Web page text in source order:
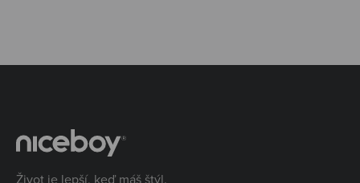
Život je lepší, keď máš štýl.